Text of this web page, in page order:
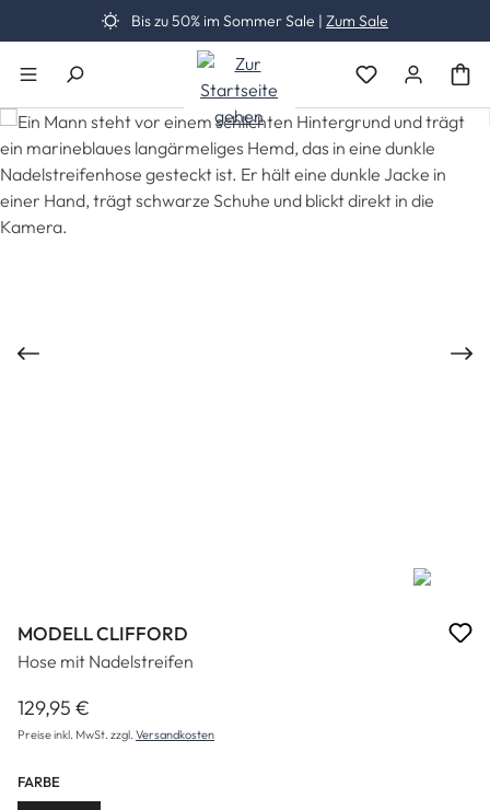
Zum Hauptinhalt springenBis zu 50% im Sommer Sale | Zum Sale
Du hast 0
Bildergalerie überspringen
MODELL CLIFFORD
Hose mit Nadelstreifen
Regulärer Preis:
129,95 €
Preise inkl. MwSt. zzgl. Versandkosten
FARBE